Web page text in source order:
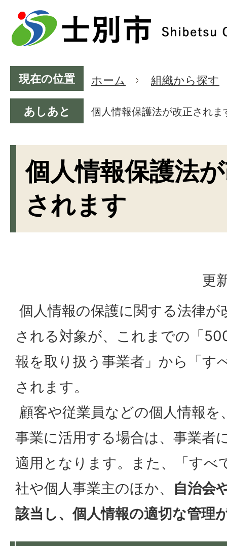
現在の位置 ホーム 組織から探す
あしあと 個人情報保護法が改正されま
個人情報保護法
されます
更
個人情報の保護に関する法律が
される対象が、これまでの「
報を取り扱う事業者」から「す
されます。
顧客や従業員などの個人情報
事業に活用する場合は、事業者
適用となります。また、「すべ
社や個人事業主のほか、 自治会
該当し、個人情報の適切な管理